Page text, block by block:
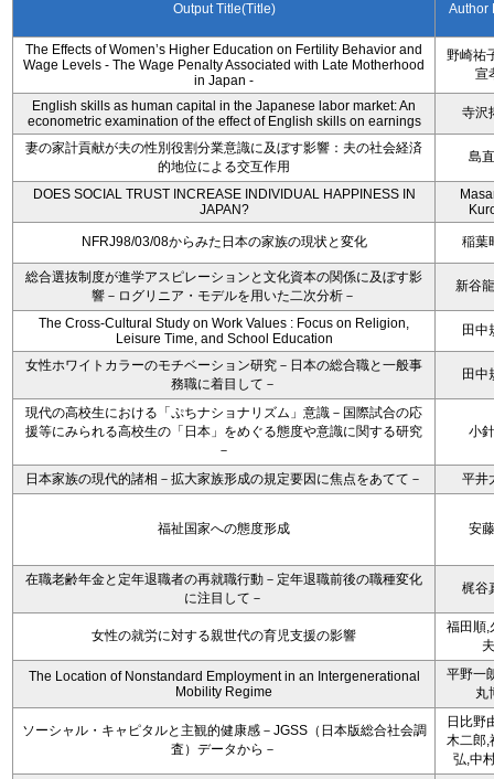
Output Title(Title) Author
The Effects of Women’s Higher Education on Fertility Behavior and
Wage Levels - The Wage Penalty Associated with Late Motherhood
in Japan -
野崎祐
宣
English skills as human capital in the Japanese labor market: An
econometric examination of the effect of English skills on earnings
寺沢
妻の家計貢献が夫の性別役割分業意識に及ぼす影響：夫の社会経済
的地位による交互作用
島
DOES SOCIAL TRUST INCREASE INDIVIDUAL HAPPINESS IN
JAPAN?
NFRJ98/03/08からみた日本の家族の現状と変化 稲葉
総合選抜制度が進学アスピレーションと文化資本の関係に及ぼす影
響－ログリニア・モデルを用いた二次分析－
新谷
The Cross-Cultural Study on Work Values : Focus on Religion,
Leisure Time, and School Education
田中
女性ホワイトカラーのモチベーション研究－日本の総合職と一般事
務職に着目して－
田中
現代の高校生における「ぷちナショナリズム」意識－国際試合の応
援等にみられる高校生の「日本」をめぐる態度や意識に関する研究
－
小
日本家族の現代的諸相－拡大家族形成の規定要因に焦点をあてて－ 平井
福祉国家への態度形成 安
在職老齢年金と定年退職者の再就職行動－定年退職前後の職種変化
に注目して－
梶谷
女性の就労に対する親世代の育児支援の影響
福田順,
夫
The Location of Nonstandard Employment in an Intergenerational
Mobility Regime
平野一
丸
ソーシャル・キャピタルと主観的健康感－JGSS（日本版総合社会調
査）データから－
日比野
木二郎,
弘,中